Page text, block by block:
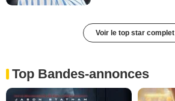
Voir le top star complet
Top Bandes-annonces